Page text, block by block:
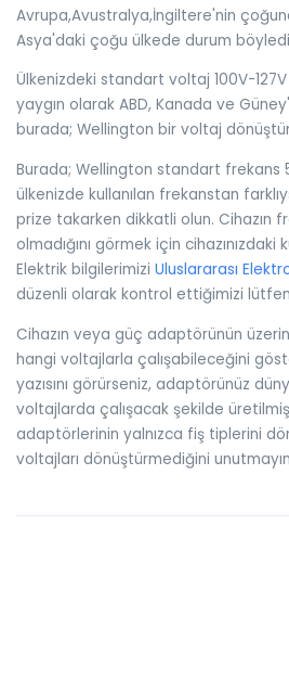
Avrupa,Avustralya,İngiltere'nin
Asya'daki çoğu ülkede durum
Ülkenizdeki standart voltaj 100V-
yaygın olarak ABD, Kanada ve
burada; Wellington bir voltaj
Burada; Wellington standart frekans
ülkenizde kullanılan frekanstan
prize takarken dikkatli olun. Cihazın
olmadığını görmek için cihazınızdaki
Elektrik bilgilerimizi Uluslararası
düzenli olarak kontrol ettiğimizi
Cihazın veya güç adaptörünün
hangi voltajlarla çalışabileceğini
yazısını görürseniz, adaptörünüz
voltajlarda çalışacak şekilde
adaptörlerinin yalnızca fiş tiplerini
voltajları dönüştürmediğini